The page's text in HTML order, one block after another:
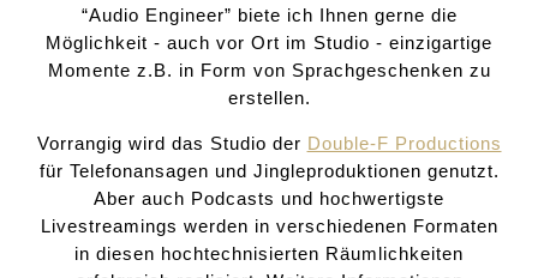
“Audio Engineer” biete ich Ihnen gerne die
Möglichkeit - auch vor Ort im Studio - einzigartige
Momente z.B. in Form von Sprachgeschenken zu
erstellen.
Vorrangig wird das Studio der Double-F Productions
für Telefonansagen und Jingleproduktionen genutzt.
Aber auch Podcasts und hochwertigste
Livestreamings werden in verschiedenen Formaten
in diesen hochtechnisierten Räumlichkeiten